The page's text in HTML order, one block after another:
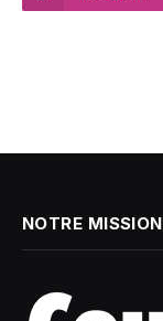
NOTRE MISSION